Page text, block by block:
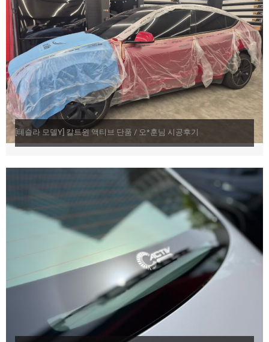
[테슬라 모델Y] 칼트윈 액티브 단품 / 오*훈님 시공후기